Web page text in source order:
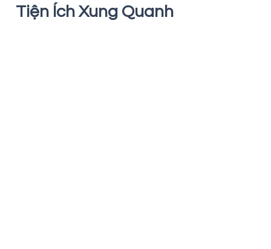
Tiện Ích Xung Quanh